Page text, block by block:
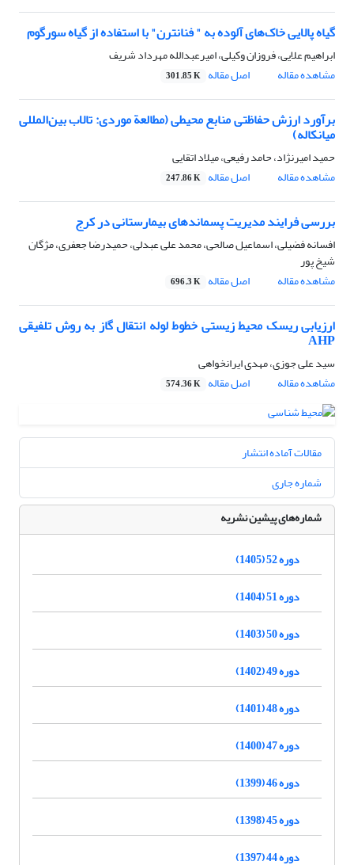
گیاه پالایی خاک‌های آلوده به " فنانترن" با استفاده از گیاه سورگوم
ابراهیم علایی، فروزان وکیلی، امیرعبدالله مهرداد شریف
مشاهده مقاله
اصل مقاله 301.85 K
برآورد ارزش حفاظتی منابع محیطی (مطالعة موردی: تالاب بین‌المللی
میانکاله)
حمید امیرنژاد، حامد رفیعی، میلاد اتقایی
مشاهده مقاله
اصل مقاله 247.86 K
بررسی فرایند مدیریت پسماندهای بیمارستانی در کرج
افسانه فضیلی، اسماعیل صالحی، محمد علی عبدلی، حمیدرضا جعفری، مژگان
شیخ پور
مشاهده مقاله
اصل مقاله 696.3 K
ارزیابی ریسک محیط زیستی خطوط لوله انتقال گاز به روش تلفیقی
AHP
سید علی جوزی، مهدی ایرانخواهی
مشاهده مقاله
اصل مقاله 574.36 K
مقالات آماده انتشار
شماره جاری
شماره‌های پیشین نشریه
دوره 52 (1405)
دوره 51 (1404)
دوره 50 (1403)
دوره 49 (1402)
دوره 48 (1401)
دوره 47 (1400)
دوره 46 (1399)
دوره 45 (1398)
دوره 44 (1397)